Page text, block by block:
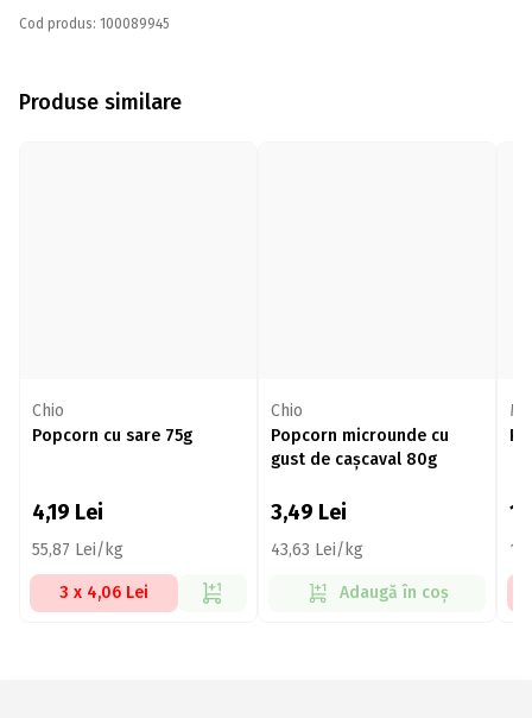
Cod produs: 100089945
Produse similare
Chio
Popcorn cu sare 75g
4,19 Lei
55,87 Lei/kg
3 x 4,06 Lei
Chio
Popcorn microunde cu
gust de cașcaval 80g
3,49 Lei
43,63 Lei/kg
Adaugă în coș